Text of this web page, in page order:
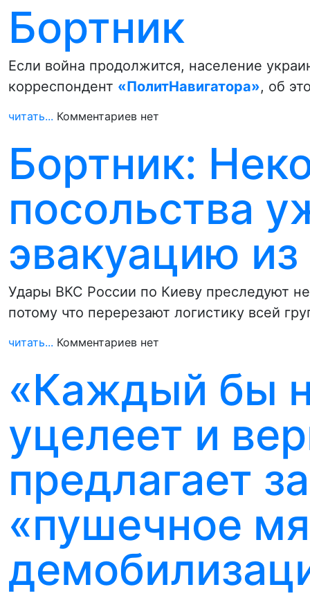
Бортник
Если война продолжится, население
корреспондент «ПолитНавигатора», об
читать... Комментариев нет
Бортник:
посольства
эвакуацию
Удары ВКС России по Киеву преследуют
потому что перерезают логистику всей
читать... Комментариев нет
«Каждый бы
уцелеет и
предлагает
«пушечное